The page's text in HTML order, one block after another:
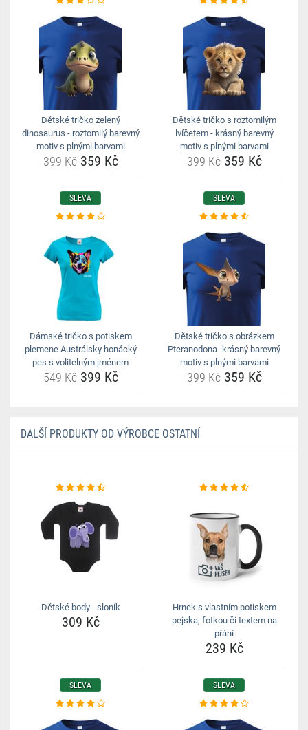
Dětské tričko zelený
dinosaurus - roztomilý barevný
motiv s plnými barvami
399 Kč359 Kč
Dětské tričko s roztomilým
lvíčetem - krásný barevný
motiv s plnými barvami
399 Kč359 Kč
SLEVA
Dámské tričko s potiskem
plemene Austrálsky honácký
pes s volitelným jménem
549 Kč399 Kč
SLEVA
Dětské tričko s obrázkem
Pteranodona- krásný barevný
motiv s plnými barvami
399 Kč359 Kč
DALŠÍ PRODUKTY OD VÝROBCE OSTATNÍ
Dětské body - sloník
309 Kč
Hrnek s vlastním potiskem
pejska, fotkou či textem na
přání
239 Kč
SLEVA SLEVA